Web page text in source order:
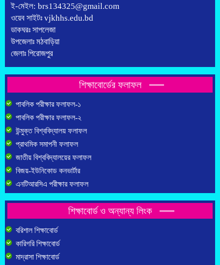
ই-মেইল: brs134325@gmail.com
ওয়েব সাইটঃ vjkhhs.edu.bd
ডাকঘরঃ সাপলেজা
উপজেলাঃ মঠবাড়িয়া
জেলাঃ পিরোজপুর
শিক্ষাবোর্ডের ফলাফল
পাবলিক পরীক্ষার ফলাফল-১
পাবলিক পরীক্ষার ফলাফল-২
উন্মুক্ত বিশ্ববিদ্যালয় ফলাফল
প্রাথমিক সমাপনী ফলাফল
জাতীয় বিশ্ববিদ্যালয়ের ফলাফল
বিজয়-ইউনিকোড কনভার্টার
এনটিআরসিএ পরীক্ষার ফলাফল
শিক্ষাবোর্ড ও অন্যান্য লিংক
বরিশাল শিক্ষাবোর্ড
কারিগরি শিক্ষাবোর্ড
মাদ্রাসা শিক্ষাবোর্ড